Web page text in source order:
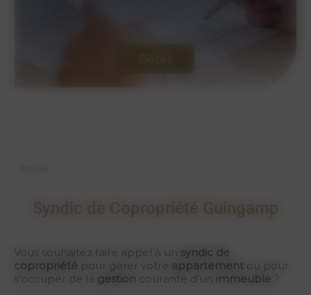
Vous souhaitez faire appel à un syndic de
copropriété pour gérer votre appartement ou pour
s'occuper de la gestion courante d'un immeuble ?